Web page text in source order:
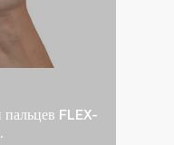
пальцев FLEX-